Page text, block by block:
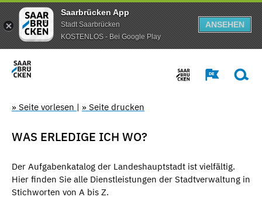
Saarbrücken App
Stadt Saarbrücken
KOSTENLOS - Bei Google Play
ANSEHEN
» Seite vorlesen | » Seite drucken
WAS ERLEDIGE ICH WO?
Der Aufgabenkatalog der Landeshauptstadt ist vielfältig.
Hier finden Sie alle Dienstleistungen der Stadtverwaltung in
Stichworten von A bis Z.